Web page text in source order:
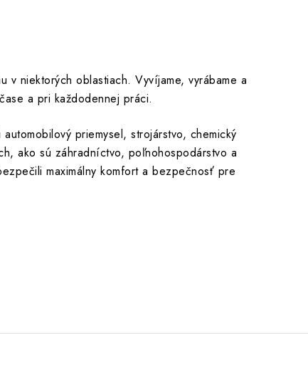
niektorých oblastiach. Vyvíjame, vyrábame a
a pri každodennej práci.
priemysel, strojárstvo, chemický
ako sú záhradníctvo, poľnohospodárstvo a
maximálny komfort a bezpečnosť pre